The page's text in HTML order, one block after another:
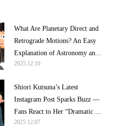
What Are Planetary Direct and
Retrograde Motions? An Easy
Explanation of Astronomy an...
2025.12.10
Shiori Kutsuna’s Latest
Instagram Post Sparks Buzz —
Fans React to Her “Dramatic ...
2025.12.07